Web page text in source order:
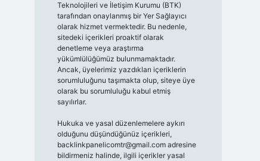
Teknolojileri ve İletişim Kurumu (BTK)
tarafından onaylanmış bir Yer Sağlayıcı
olarak hizmet vermektedir. Bu nedenle,
sitedeki içerikleri proaktif olarak
denetleme veya araştırma
yükümlülüğümüz bulunmamaktadır.
Ancak, üyelerimiz yazdıkları içeriklerin
sorumluluğunu taşımakta olup, siteye üye
olarak bu sorumluluğu kabul etmiş
sayılırlar.
Hukuka ve yasal düzenlemelere aykırı
olduğunu düşündüğünüz içerikleri,
backlinkpanelicomtr@gmail.comadresine
bildirmeniz halinde, ilgili içerikler yasal